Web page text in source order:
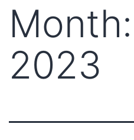
Month:
2023